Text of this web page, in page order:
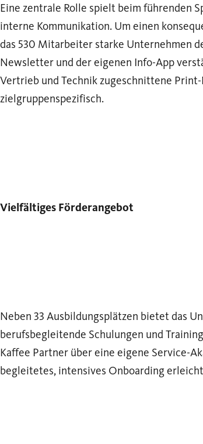
Eine zentrale Rolle spielt beim führenden
interne Kommunikation. Um einen
das 530 Mitarbeiter starke Unternehmen
Newsletter und der eigenen Info-App
Vertrieb und Technik zugeschnittene
zielgruppenspezifisch.
Vielfältiges Förderangebot
Neben 33 Ausbildungsplätzen bietet das
berufsbegleitende Schulungen und
Kaffee Partner über eine eigene Service-
begleitetes, intensives Onboarding